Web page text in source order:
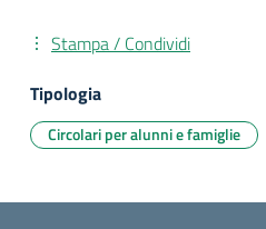
Stampa / Condividi
Tipologia
Circolari per alunni e famiglie